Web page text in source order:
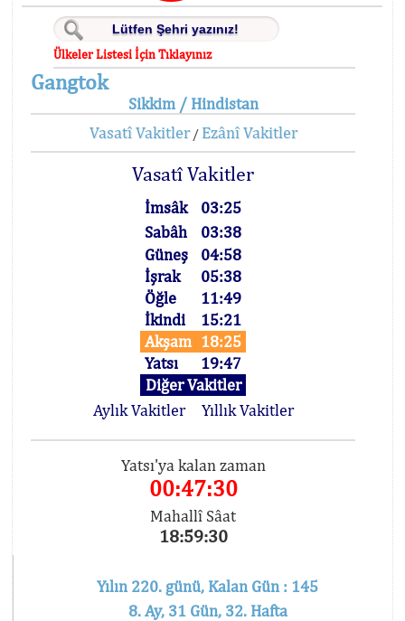
Ülkeler Listesi İçin Tıklayınız
Gangtok
Sikkim / Hindistan
Vasatî Vakitler/ Ezânî Vakitler
Vasatî Vakitler
İmsâk
03:25
Sabâh
03:38
Güneş
04:58
İşrak
05:38
Öğle
11:49
İkindi
15:21
Akşam 18:25
Yatsı
19:47
Diğer Vakitler
Aylık Vakitler
Yıllık Vakitler
Yatsı'ya kalan zaman
00:47:30
Mahallî Sâat
18:59:30
Yılın 220. günü, Kalan Gün : 145
8. Ay, 31 Gün, 32. Hafta